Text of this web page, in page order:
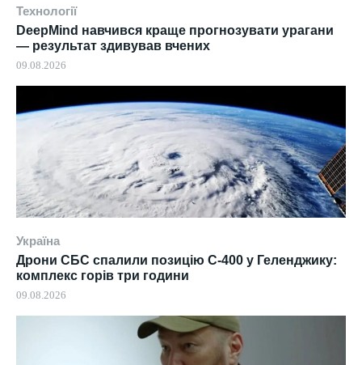
Технології
DeepMind навчився краще прогнозувати урагани
— результат здивував вчених
09.08.2026
Україна
Дрони СБС спалили позицію С-400 у Геленджику:
комплекс горів три години
09.08.2026